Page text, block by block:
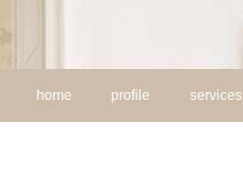
home profile services